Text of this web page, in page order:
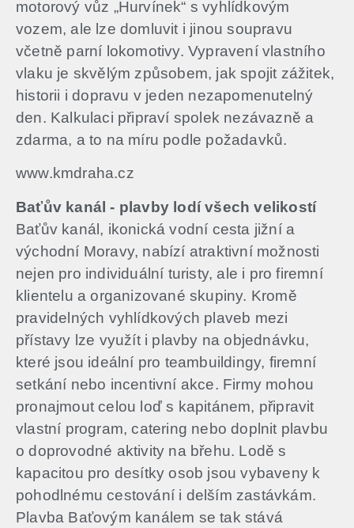
motorový vůz „Hurvínek“ s vyhlídkovým
vozem, ale lze domluvit i jinou soupravu
včetně parní lokomotivy. Vypravení vlastního
vlaku je skvělým způsobem, jak spojit zážitek,
historii i dopravu v jeden nezapomenutelný
den. Kalkulaci připraví spolek nezávazně a
zdarma, a to na míru podle požadavků.
www.kmdraha.cz
Baťův kanál - plavby lodí všech velikostí
Baťův kanál, ikonická vodní cesta jižní a
východní Moravy, nabízí atraktivní možnosti
nejen pro individuální turisty, ale i pro firemní
klientelu a organizované skupiny​. Kromě
pravidelných vyhlídkových plaveb mezi
přístavy lze využít i plavby na objednávku,
které jsou ideální pro teambuildingy, firemní
setkání nebo incentivní akce. Firmy mohou
pronajmout celou loď s kapitánem, připravit
vlastní program, catering nebo doplnit plavbu
o doprovodné aktivity na břehu. Lodě s
kapacitou pro desítky osob jsou vybaveny k
pohodlnému cestování i delším zastávkám.
Plavba Baťovým kanálem se tak stává